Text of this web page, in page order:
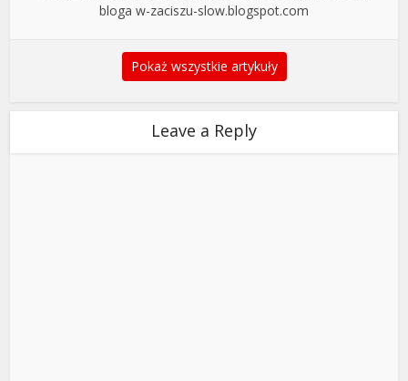
bloga w-zaciszu-slow.blogspot.com
Pokaż wszystkie artykuły
Leave a Reply